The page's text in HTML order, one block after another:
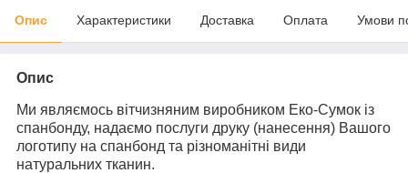
Опис Характеристики Доставка Оплата Умови
Опис
Ми являємось вітчизняним виробником Еко-Сумок із
спанбонду, надаємо послуги друку (нанесення) Вашого
логотипу на спанбонд та різноманітні види
натуральних тканин.